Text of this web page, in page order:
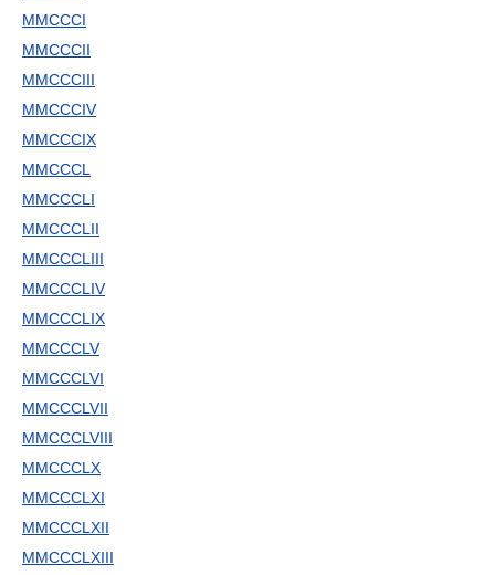
MMCCCI
MMCCCII
MMCCCIII
MMCCCIV
MMCCCIX
MMCCCL
MMCCCLI
MMCCCLII
MMCCCLIII
MMCCCLIV
MMCCCLIX
MMCCCLV
MMCCCLVI
MMCCCLVII
MMCCCLVIII
MMCCCLX
MMCCCLXI
MMCCCLXII
MMCCCLXIII